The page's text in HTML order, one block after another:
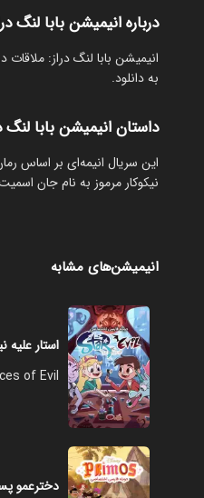
درباره انیمیشن بابا لنگ
به دانلود.
داستان انیمیشن بابا لنگ
این سریال انیمه‌ای بر اساس
نیکوکار مرموز به نام جان
انیمیشن‌های مشابه
استار
of Evil
دخترعمو